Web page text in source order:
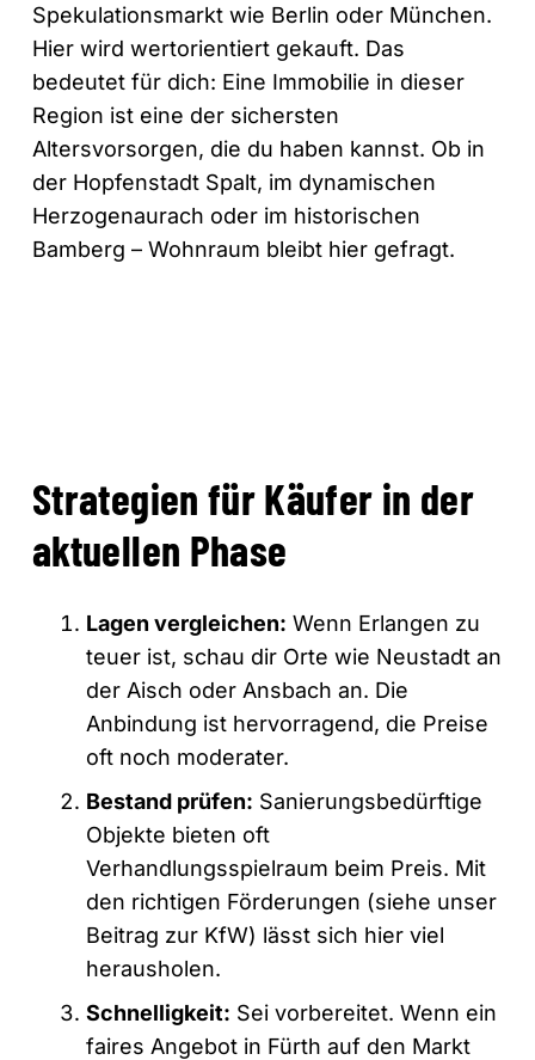
Spekulationsmarkt wie Berlin oder München.
Hier wird wertorientiert gekauft. Das
bedeutet für dich: Eine Immobilie in dieser
Region ist eine der sichersten
Altersvorsorgen, die du haben kannst. Ob in
der Hopfenstadt Spalt, im dynamischen
Herzogenaurach oder im historischen
Bamberg – Wohnraum bleibt hier gefragt.
Strategien für Käufer in der
aktuellen Phase
Lagen vergleichen: Wenn Erlangen zu
teuer ist, schau dir Orte wie Neustadt an
der Aisch oder Ansbach an. Die
Anbindung ist hervorragend, die Preise
oft noch moderater.
Bestand prüfen: Sanierungsbedürftige
Objekte bieten oft
Verhandlungsspielraum beim Preis. Mit
den richtigen Förderungen (siehe unser
Beitrag zur KfW) lässt sich hier viel
herausholen.
Schnelligkeit: Sei vorbereitet. Wenn ein
faires Angebot in Fürth auf den Markt